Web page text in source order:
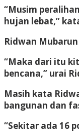
“Musim
hujan lebat,”
Ridwan
“Maka dari itu
bencana,” urai
Masih kata
bangunan dan
“Sekitar ada 16